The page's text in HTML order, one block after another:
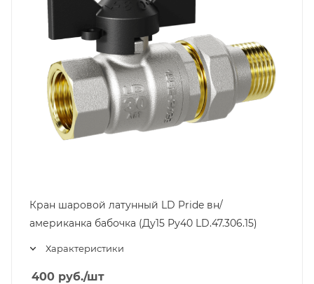
Кран шаровой латунный LD Pride вн/
американка бабочка (Ду15 Ру40 LD.47.306.15)
Характеристики
400 руб./шт